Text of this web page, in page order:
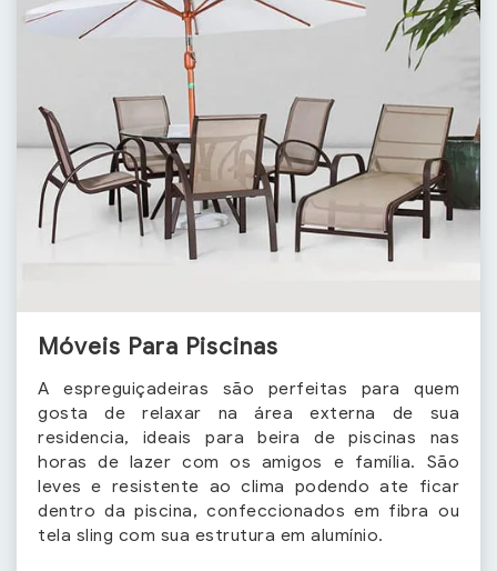
Móveis Para Piscinas
A espreguiçadeiras são perfeitas para quem
gosta de relaxar na área externa de sua
residencia, ideais para beira de piscinas nas
horas de lazer com os amigos e família. São
leves e resistente ao clima podendo ate ficar
dentro da piscina, confeccionados em fibra ou
tela sling com sua estrutura em alumínio.